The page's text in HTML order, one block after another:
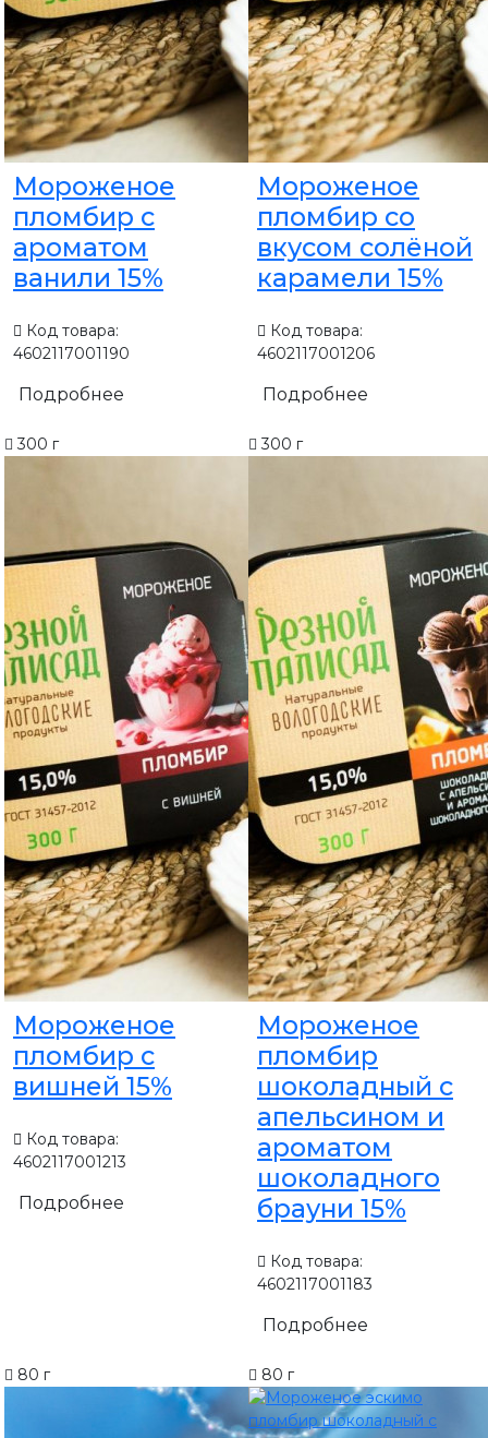
Мороженое
пломбир с
ароматом
ванили 15%
Код товара:
4602117001190
Подробнее
Мороженое
пломбир со
вкусом солёной
карамели 15%
Код товара:
4602117001206
Подробнее
300 г
Мороженое
пломбир с
вишней 15%
Код товара:
4602117001213
Подробнее
300 г
Мороженое
пломбир
шоколадный с
апельсином и
ароматом
шоколадного
брауни 15%
Код товара:
4602117001183
Подробнее
80 г 80 г